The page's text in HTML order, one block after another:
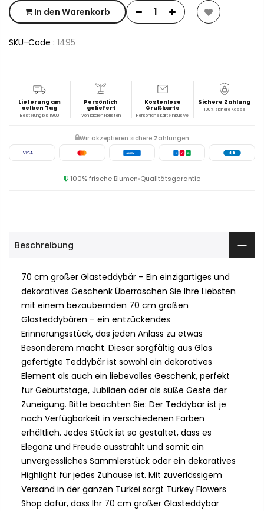
In den Warenkorb
SKU-Code : 1495
Lieferung am
selben Tag
Bestellung bis 19:00
Persönlich
geliefert
Von lokalen Floristen
Kostenlose
Grußkarte
Persönliche Karte inklusive
Sichere Zahlung
100% sichere Kasse
Wir akzeptieren sichere Zahlungen
VISA AMEX J C B
100% frische Blumen Qualitätsgarantie
Beschreibung
70 cm großer Glasteddybär – Ein einzigartiges und
dekoratives Geschenk Überraschen Sie Ihre Liebsten
mit einem bezaubernden 70 cm großen
Glasteddybären – ein entzückendes
Erinnerungsstück, das jeden Anlass zu etwas
Besonderem macht. Dieser sorgfältig aus Glas
gefertigte Teddybär ist sowohl ein dekoratives
Element als auch ein liebevolles Geschenk, perfekt
für Geburtstage, Jubiläen oder als süße Geste der
Zuneigung. Bitte beachten Sie: Der Teddybär ist je
nach Verfügbarkeit in verschiedenen Farben
erhältlich. Jedes Stück ist so gestaltet, dass es
Eleganz und Freude ausstrahlt und somit ein
unvergessliches Sammlerstück oder ein dekoratives
Highlight für jedes Zuhause ist. Mit zuverlässigem
Versand in der ganzen Türkei sorgt Turkey Flowers
Shop dafür, dass Ihr 70 cm großer Glasteddybär